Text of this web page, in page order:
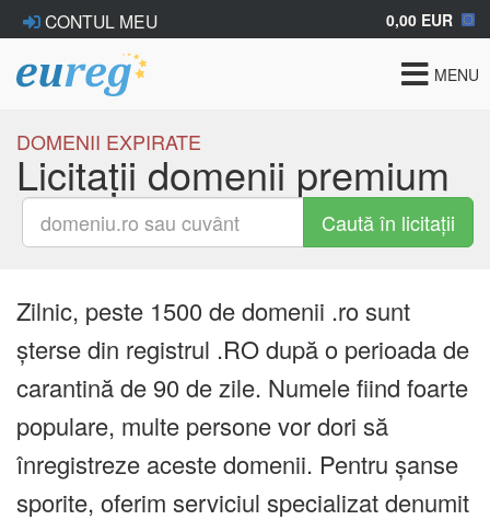
CONTUL MEU 0,00 EUR
Toggle
MENU
DOMENII EXPIRATE
Licitații domenii premium
Caută în licitații
Zilnic, peste 1500 de domenii .ro sunt
șterse din registrul .RO după o perioada de
carantină de 90 de zile. Numele fiind foarte
populare, multe persone vor dori să
înregistreze aceste domenii. Pentru șanse
sporite, oferim serviciul specializat denumit